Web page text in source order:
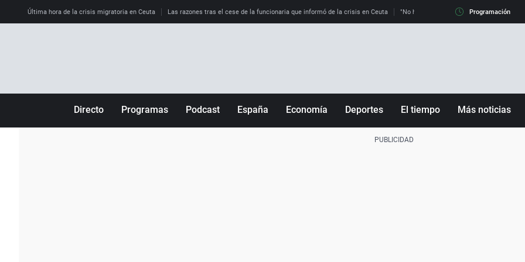
Última hora de la crisis migratoria en Ceuta Las razones tras el cese de la funcionaria que informó de la crisis en Ceuta "No hay mafias, que no nos engañen":
Programación
Directo Programas Podcast España Economía Deportes El tiempo Más noticias